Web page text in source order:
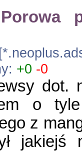
+0 -0
dot.
o
z
jakiejś